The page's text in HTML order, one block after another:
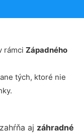
rámci Západného
tých, ktoré nie
aj záhradné